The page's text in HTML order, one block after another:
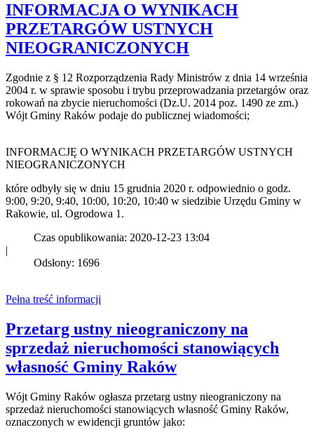
INFORMACJA O WYNIKACH
PRZETARGÓW USTNYCH
NIEOGRANICZONYCH
Zgodnie z § 12 Rozporządzenia Rady Ministrów z dnia 14 września
2004 r. w sprawie sposobu i trybu przeprowadzania przetargów oraz
rokowań na zbycie nieruchomości (Dz.U. 2014 poz. 1490 ze zm.)
Wójt Gminy Raków podaje do publicznej wiadomości;
INFORMACJĘ O WYNIKACH PRZETARGÓW USTNYCH
NIEOGRANICZONYCH
które odbyły się w dniu 15 grudnia 2020 r. odpowiednio o godz.
9:00, 9:20, 9:40, 10:00, 10:20, 10:40 w siedzibie Urzędu Gminy w
Rakowie, ul. Ogrodowa 1.
Czas opublikowania: 2020-12-23 13:04
|
Odsłony: 1696
Pełna treść informacji
Przetarg ustny nieograniczony na
sprzedaż nieruchomości stanowiących
własność Gminy Raków
Wójt Gminy Raków ogłasza przetarg ustny nieograniczony na
sprzedaż nieruchomości stanowiących własność Gminy Raków,
oznaczonych w ewidencji gruntów jako: